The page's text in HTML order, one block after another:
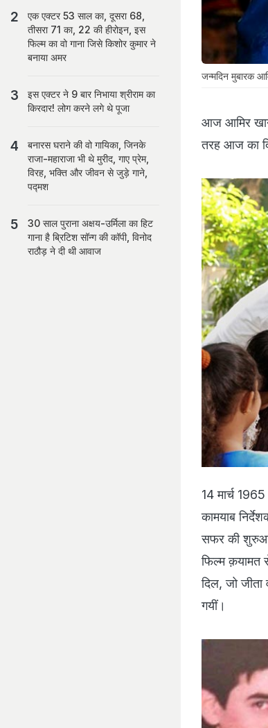
जन्मदिन मुबारक
आज आमिर
तरह आज का
14 मार्च
कामयाब
सफर की
फिल्म क़यामत
दिल, जो जीता
गयीं।
एक एक्टर 53 साल का, दूसरा 68,
तीसरा 71 का, 22 की हीरोइन, इस
फिल्म का वो गाना जिसे किशोर कुमार ने
बनाया अमर
इस एक्टर ने 9 बार निभाया श्रीराम का
किरदार! लोग करने लगे थे पूजा
बनारस घराने की वो गायिका, जिनके
राजा-महाराजा भी थे मुरीद, गाए प्रेम,
विरह, भक्ति और जीवन से जुड़े गाने,
पद्मश
30 साल पुराना अक्षय-उर्मिला का हिट
गाना है ब्रिटिश सॉन्ग की कॉपी, विनोद
राठौड़ ने दी थी आवाज